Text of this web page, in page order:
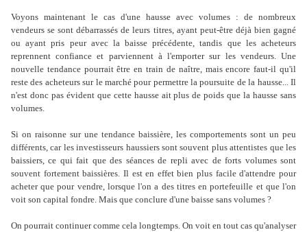
Voyons maintenant le cas d'une hausse avec volumes : de nombreux
vendeurs se sont débarrassés de leurs titres, ayant peut-être déjà bien gagné
ou ayant pris peur avec la baisse précédente, tandis que les acheteurs
reprennent confiance et parviennent à l'emporter sur les vendeurs. Une
nouvelle tendance pourrait être en train de naître, mais encore faut-il qu'il
reste des acheteurs sur le marché pour permettre la poursuite de la hausse... Il
n'est donc pas évident que cette hausse ait plus de poids que la hausse sans
volumes.
Si on raisonne sur une tendance baissière, les comportements sont un peu
différents, car les investisseurs haussiers sont souvent plus attentistes que les
baissiers, ce qui fait que des séances de repli avec de forts volumes sont
souvent fortement baissières. Il est en effet bien plus facile d'attendre pour
acheter que pour vendre, lorsque l'on a des titres en portefeuille et que l'on
voit son capital fondre. Mais que conclure d'une baisse sans volumes ?
On pourrait continuer comme cela longtemps. On voit en tout cas qu'analyser